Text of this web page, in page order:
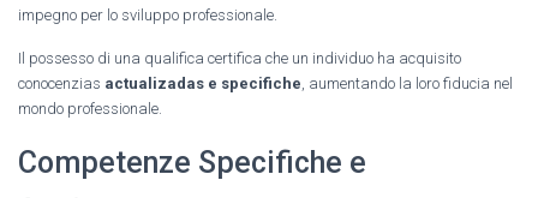
impegno per lo sviluppo professionale.
Il possesso di una qualifica certifica che un individuo ha acquisito
conocenzias actualizadas e specifiche , aumentando la loro fiducia nel
mondo professionale.
Competenze Specifiche e